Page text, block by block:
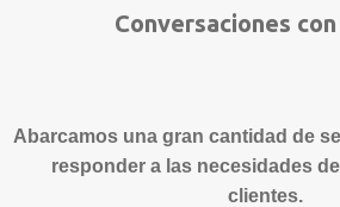
Conversaciones
Abarcamos una gran cantidad de
responder a las necesidades
clientes.